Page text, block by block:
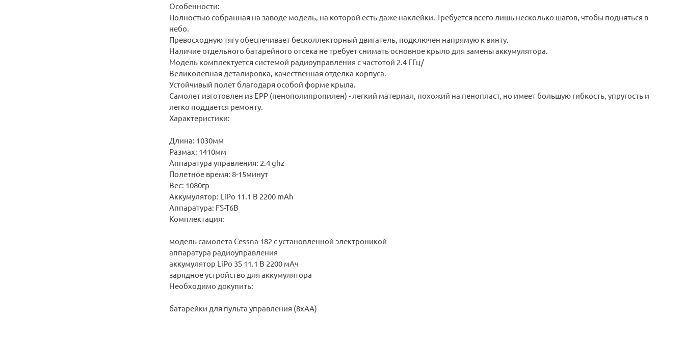
Особенности:
Полностью собранная на заводе модель, на которой есть даже наклейки. Требуется всего лишь несколько шагов, чтобы подняться в
небо.
Превосходную тягу обеспечивает бесколлекторный двигатель, подключен напрямую к винту.
Наличие отдельного батарейного отсека не требует снимать основное крыло для замены аккумулятора.
Модель комплектуется системой радиоуправления с частотой 2.4 ГГц/
Великолепная деталировка, качественная отделка корпуса.
Устойчивый полет благодаря особой форме крыла.
Самолет изготовлен из EPP (пенополипропилен) - легкий материал, похожий на пенопласт, но имеет большую гибкость, упругость и
легко поддается ремонту.
Характеристики:
Длина: 1030мм
Размах: 1410мм
Аппаратура управления: 2.4 ghz
Полетное время: 8-15минут
Вес: 1080гр
Аккумулятор: LiPo 11.1 В 2200 mAh
Аппаратура: FS-T6B
Комплектация:
модель самолета Cessna 182 с установленной электроникой
аппаратура радиоуправления
аккумулятор LiPo 3S 11.1 В 2200 мАч
зарядное устройство для аккумулятора
Необходимо докупить:
батарейки для пульта управления (8хАА)